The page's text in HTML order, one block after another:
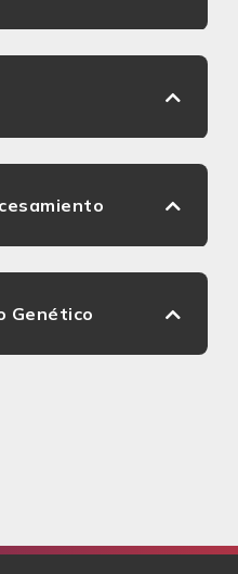
Genético